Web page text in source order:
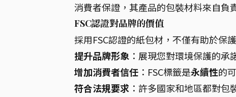
消費者保證，其產品的包裝材料來自負
FSC認證對品牌的價值
採用FSC認證的紙包材，不僅有助於保
提升品牌形象 ：展現您對環境保護的承
增加消費者信任 ：FSC標籤是永續性的
符合法規要求 ：許多國家和地區都對包